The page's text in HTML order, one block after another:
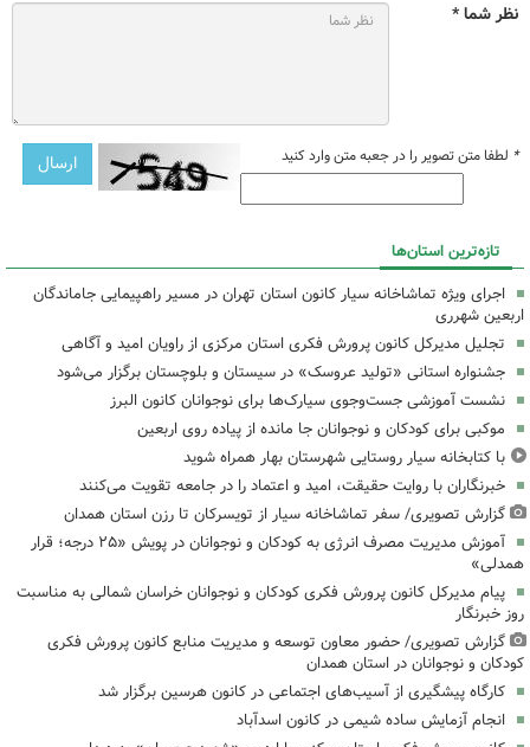
نظر شما *
* لطفا متن تصویر را در جعبه متن وارد کنید
تازه‌ترین استان‌ها
اجرای ویژه تماشاخانه سیار کانون استان تهران در مسیر راهپیمایی جاماندگان
اربعین شهرری
تجلیل مدیرکل کانون پرورش فکری استان مرکزی از راویان امید و آگاهی
جشنواره استانی «تولید عروسک» در سیستان و بلوچستان برگزار می‌شود
نشست آموزشی جست‌وجوی سیارک‌ها برای نوجوانان کانون البرز
موکبی برای کودکان و نوجوانان جا مانده از پیاده روی اربعین
با کتابخانه سیار روستایی شهرستان بهار همراه شوید
خبرنگاران با روایت حقیقت، امید و اعتماد را در جامعه تقویت می‌کنند
گزارش تصویری/ سفر تماشاخانه سیار از تویسرکان تا رزن استان همدان
آموزش مدیریت مصرف انرژی به کودکان و نوجوانان در پویش «۲۵ درجه؛ قرار
همدلی»
پیام مدیرکل کانون پرورش فکری کودکان و نوجوانان خراسان شمالی به مناسبت
روز خبرنگار
گزارش تصویری/ حضور معاون توسعه و مدیریت منابع کانون پرورش فکری
کودکان و نوجوانان در استان همدان
کارگاه پیشگیری از آسیب‌های اجتماعی در کانون هرسین برگزار شد
انجام آزمایش ساده شیمی در کانون اسدآباد